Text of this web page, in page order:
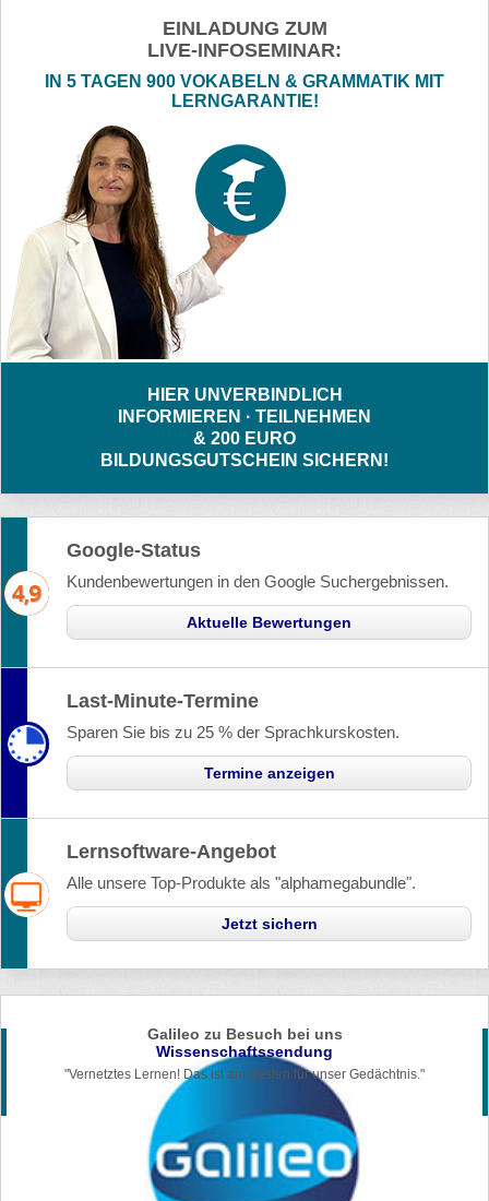
EINLADUNG ZUM
LIVE-INFOSEMINAR:
IN 5 TAGEN 900 VOKABELN & GRAMMATIK MIT
LERNGARANTIE!
HIER UNVERBINDLICH
INFORMIEREN · TEILNEHMEN
& 200 EURO
BILDUNGSGUTSCHEIN SICHERN!
Google-Status
Kundenbewertungen in den Google Suchergebnissen.
Aktuelle Bewertungen
Last-Minute-Termine
Sparen Sie bis zu 25 % der Sprachkurskosten.
Termine anzeigen
Lernsoftware-Angebot
Alle unsere Top-Produkte als "alphamegabundle".
Jetzt sichern
Galileo zu Besuch bei uns
Wissenschaftssendung
"Vernetztes Lernen! Das ist am Besten für unser Gedächtnis."